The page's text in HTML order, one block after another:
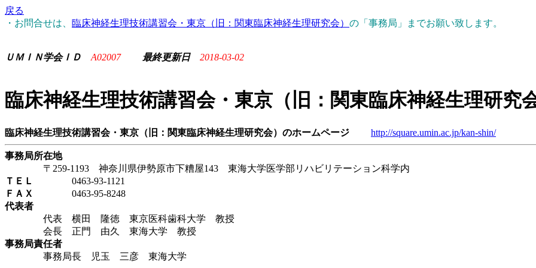
戻る
・お問合せは、 臨床神経生理技術講習会・東京（旧：関東臨床神経生理研究会） の「事務局」までお願い致します。
ＵＭＩＮ学会ＩＤ A02007 最終更新日 2018-03-02
臨床神経生理技術講習会・東京（旧：関東臨床神経生理研究
臨床神経生理技術講習会・東京（旧：関東臨床神経生理研究会）のホームページ http://square.umin.ac.jp/kan-shin/
事務局所在地
〒259-1193 神奈川県伊勢原市下糟屋143 東海大学医学部リハビリテーション科学内
ＴＥＬ
0463-93-1121
ＦＡＸ
0463-95-8248
代表者
代表 横田 隆徳 東京医科歯科大学 教授
会長 正門 由久 東海大学 教授
事務局責任者
事務局長 児玉 三彦 東海大学